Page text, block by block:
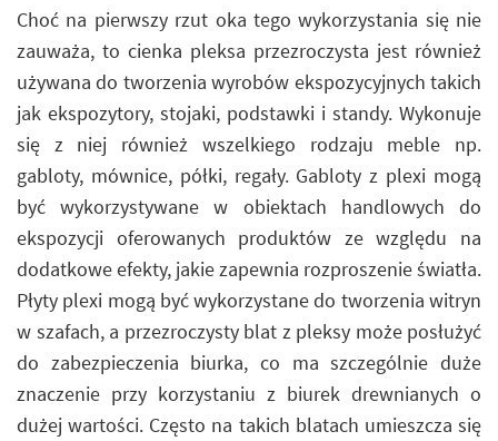
Choć na pierwszy rzut oka tego wykorzystania się nie
zauważa, to cienka pleksa przezroczysta jest również
używana do tworzenia wyrobów ekspozycyjnych takich
jak ekspozytory, stojaki, podstawki i standy. Wykonuje
się z niej również wszelkiego rodzaju meble np.
gabloty, mównice, półki, regały. Gabloty z plexi mogą
być wykorzystywane w obiektach handlowych do
ekspozycji oferowanych produktów ze względu na
dodatkowe efekty, jakie zapewnia rozproszenie światła.
Płyty plexi mogą być wykorzystane do tworzenia witryn
w szafach, a przezroczysty blat z pleksy może posłużyć
do zabezpieczenia biurka, co ma szczególnie duże
znaczenie przy korzystaniu z biurek drewnianych o
dużej wartości. Często na takich blatach umieszcza się